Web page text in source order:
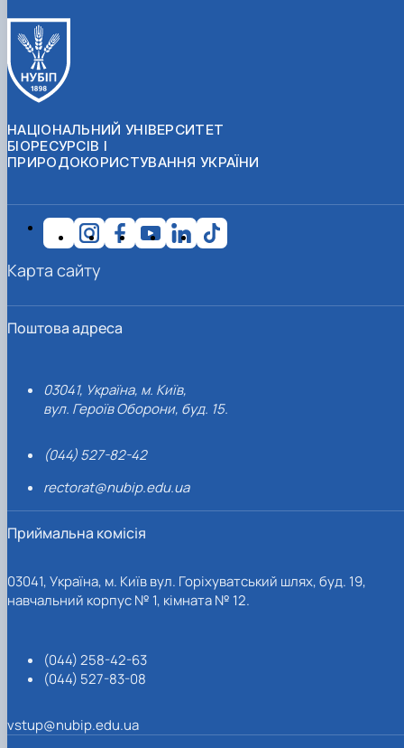
НАЦІОНАЛЬНИЙ УНІВЕРСИТЕТ
БІОРЕСУРСІВ І
ПРИРОДОКОРИСТУВАННЯ УКРАЇНИ
Поштова адреса
03041, Україна, м. Київ,
вул. Героїв Оборони, буд. 15.
(044) 527-82-42
rectorat@nubip.edu.ua
Приймальна комісія
03041, Україна, м. Київ вул. Горіхуватський шлях, буд. 19,
навчальний корпус № 1, кімната № 12.
(044) 258-42-63
(044) 527-83-08
vstup@nubip.edu.ua
Карта сайту